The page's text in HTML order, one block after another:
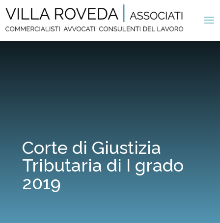
Corte di Giustizia
Tributaria di I grado
2019